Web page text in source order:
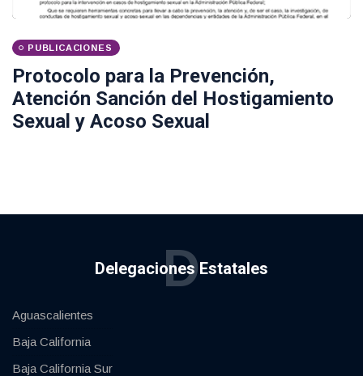
PUBLICACIONES
Protocolo para la Prevención,
Atención Sanción del Hostigamiento
Sexual y Acoso Sexual
Delegaciones Estatales
D
Aguascalientes
Baja California
Baja California Sur